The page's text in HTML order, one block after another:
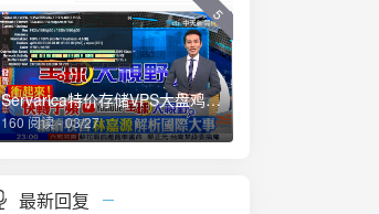
5
Servarica特价存储VPS大盘鸡评测：2C-2G-2T-100Mbps无限-48刀年付
160 阅读 - 03/27
最新回复